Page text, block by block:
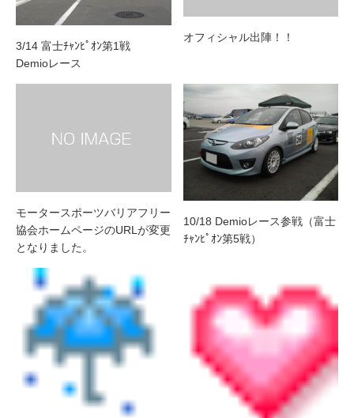
3/14 富士ﾁｬﾝﾋﾟｵﾝ第1戦
Demioレース
オフィシャル出陣！！
モータースポーツバリアフリー
協会ホームページのURLが変更
となりました。
10/18 Demioレース参戦（富士
ﾁｬﾝﾋﾟｵﾝ第5戦）